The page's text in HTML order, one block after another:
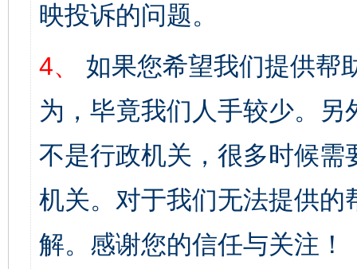
映投诉的问题。
4、
如果您希望我们提供帮
为，毕竟我们人手较少。
不是行政机关，很多时候
机关。对于我们无法提供
解。感谢您的信任与关注！